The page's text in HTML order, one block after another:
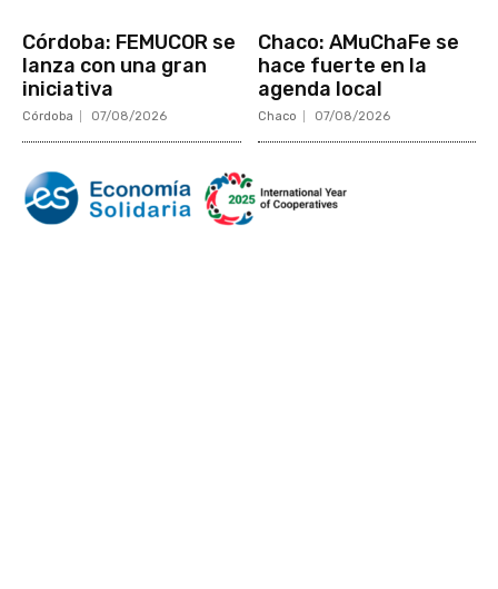
Córdoba: FEMUCOR se
lanza con una gran
iniciativa
Córdoba 07/08/2026
Chaco: AMuChaFe se
hace fuerte en la
agenda local
Chaco 07/08/2026